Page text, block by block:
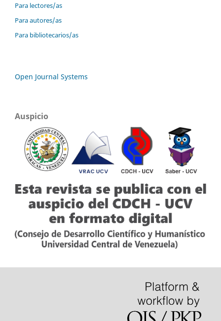
Para lectores/as
Para autores/as
Para bibliotecarios/as
Open Journal Systems
Auspicio